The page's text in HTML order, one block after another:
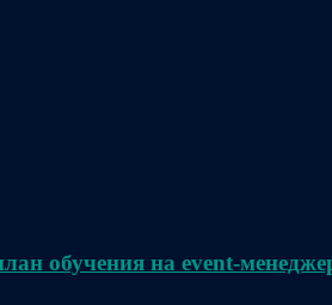
обучения на event-